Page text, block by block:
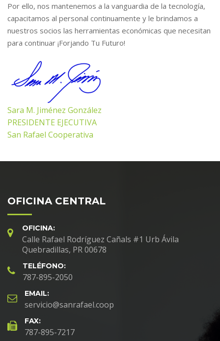
Por ello, nos mantenemos a la vanguardia de la tecnología,
capacitamos al personal continuamente y le brindamos a
nuestros socios las herramientas económicas que necesitan
para continuar ¡Forjando Tu Futuro!
Sara M. Jiménez González
PRESIDENTE EJECUTIVA
San Rafael Cooperativa
OFICINA CENTRAL
OFICINA:
Calle Rafael Rodríguez Cañals #1 Urb Ávila
Quebradillas, PR 00678
TELÉFONO:
787-895-2050
EMAIL:
servicio@sanrafael.coop
FAX:
787-895-7217